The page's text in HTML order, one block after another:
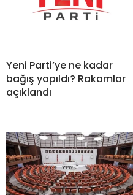
Yeni Parti’ye ne kadar
bağış yapıldı? Rakamlar
açıklandı